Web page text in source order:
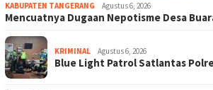
KABUPATEN TANGERANG Agustus 6, 2026
Mencuatnya Dugaan Nepotisme Desa
KRIMINAL Agustus 6, 2026
Blue Light Patrol Satlantas